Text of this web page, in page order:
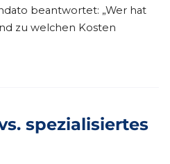
beantwortet: „Wer hat
zu welchen Kosten
spezialisiertes